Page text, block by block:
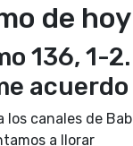
de hoy
136, 1-
los canales de
a llorar